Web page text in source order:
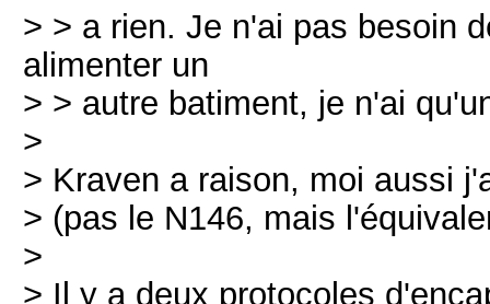
> > a rien. Je n'ai pas besoin
alimenter un
> > autre batiment, je n'ai
>
> Kraven a raison, moi aussi
> (pas le N146, mais
>
> Il y a deux protocoles